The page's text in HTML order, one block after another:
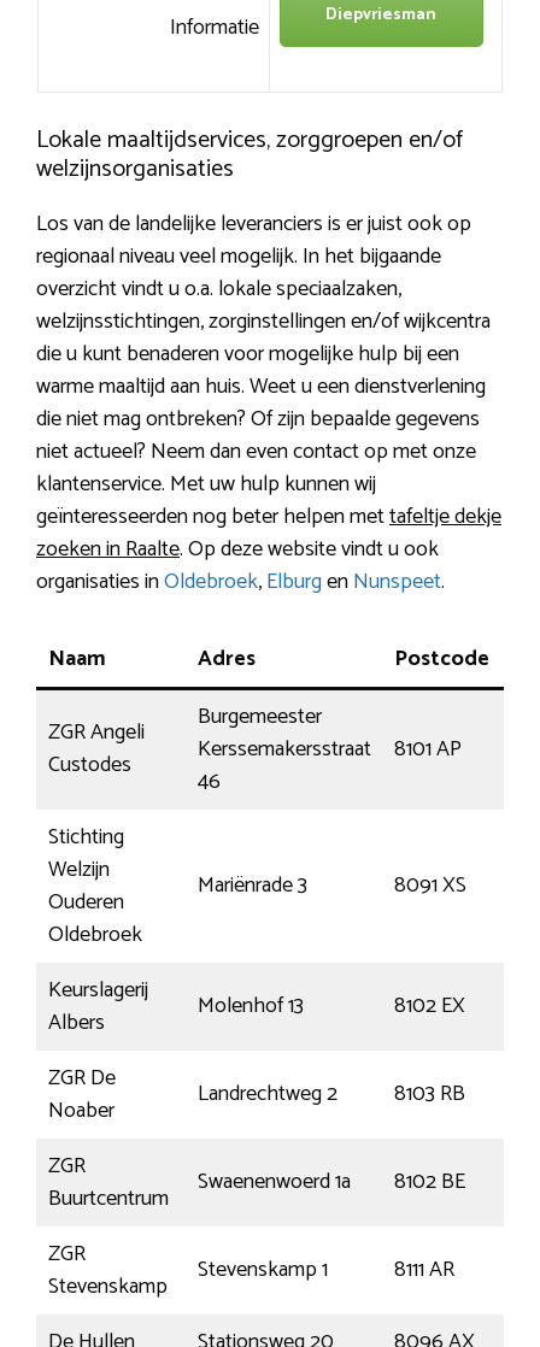
Informatie Diepvriesman
Lokale maaltijdservices, zorggroepen en/of
welzijnsorganisaties
Los van de landelijke leveranciers is er juist ook op
regionaal niveau veel mogelijk. In het bijgaande
overzicht vindt u o.a. lokale speciaalzaken,
welzijnsstichtingen, zorginstellingen en/of wijkcentra
die u kunt benaderen voor mogelijke hulp bij een
warme maaltijd aan huis. Weet u een dienstverlening
die niet mag ontbreken? Of zijn bepaalde gegevens
niet actueel? Neem dan even contact op met onze
klantenservice. Met uw hulp kunnen wij
geïnteresseerden nog beter helpen mettafeltje dekje
zoeken in Raalte. Op deze website vindt u ook
organisaties inOldebroek,ElburgenNunspeet.
Naam Adres Postcode
ZGR Angeli
Custodes
Burgemeester
Kerssemakersstraat
46
8101 AP
Stichting
Welzijn
Ouderen
Oldebroek
Mariënrade 3 8091 XS
Keurslagerij
Albers
Molenhof 13 8102 EX
ZGR De
Noaber
Landrechtweg 2 8103 RB
ZGR
Buurtcentrum
Swaenenwoerd 1a 8102 BE
ZGR
Stevenskamp
Stevenskamp 1 8111 AR